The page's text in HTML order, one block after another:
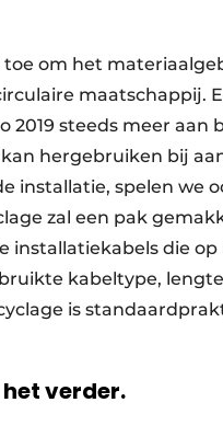
om het
maatschappij.
2019 steeds meer aan
hergebruiken bij
installatie, spelen we
zal een pak
die
kabeltype,
is
verder.